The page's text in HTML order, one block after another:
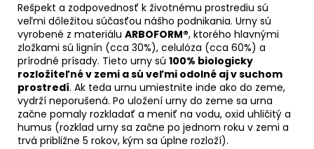
Rešpekt a zodpovednosť k životnému prostrediu sú
veľmi dôležitou súčasťou nášho podnikania. Urny sú
vyrobené z materiálu ARBOFORM®, ktorého hlavnými
zložkami sú lignín (cca 30%), celulóza (cca 60%) a
prírodné prísady. Tieto urny sú 100% biologicky
rozložiteľné v zemi a sú veľmi odolné aj v suchom
prostredí. Ak teda urnu umiestnite inde ako do zeme,
vydrží neporušená. Po uložení urny do zeme sa urna
začne pomaly rozkladať a meniť na vodu, oxid uhličitý a
humus (rozklad urny sa začne po jednom roku v zemi a
trvá približne 5 rokov, kým sa úplne rozloží).